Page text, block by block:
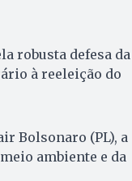
robusta defesa da
à reeleição do
Bolsonaro (PL), a
ambiente e da